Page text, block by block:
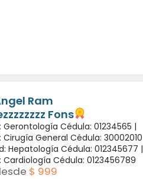
Ram
Fons
Gerontología Cédula: 01234565 |
Cirugía General Cédula: 30002010
Hepatología Cédula: 012345677 |
Cardiología Cédula: 0123456789
$ 999